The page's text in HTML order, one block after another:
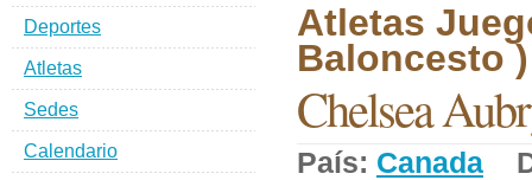
Atletas
Baloncesto )
Chelsea
País: Canada
Deportes
Atletas
Sedes
Calendario